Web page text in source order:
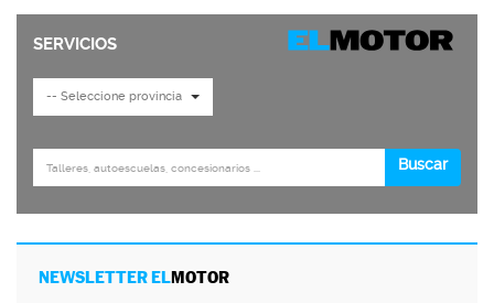
NEWSLETTER ELMOTOR